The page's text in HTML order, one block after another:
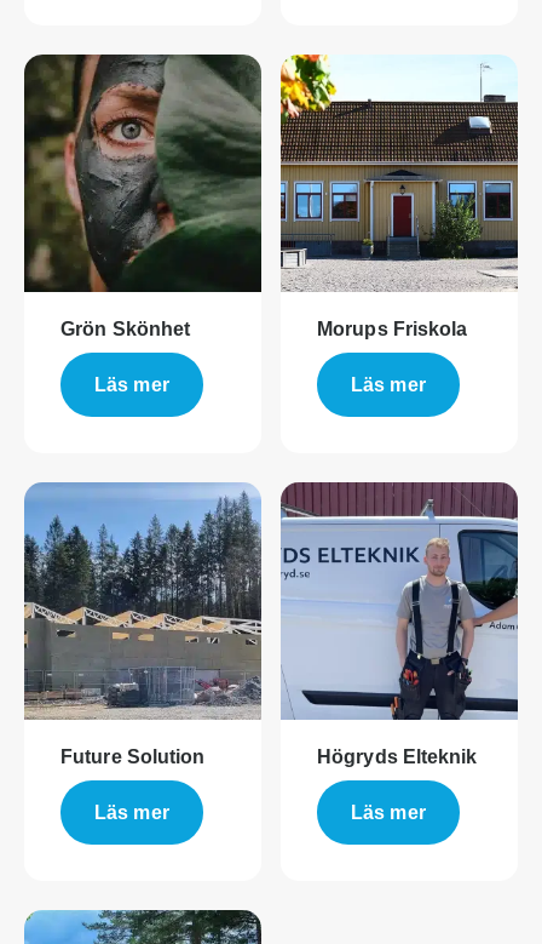
Grön Skönhet
Läs mer
Morups Friskola
Läs mer
Future Solution
Läs mer
Högryds Elteknik
Läs mer